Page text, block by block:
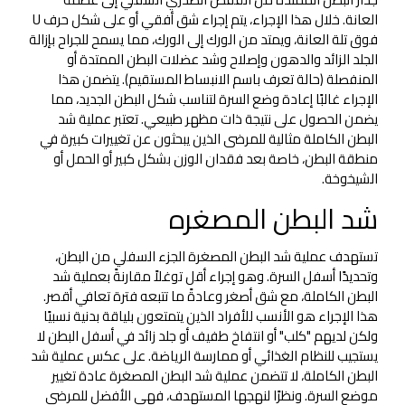
العانة. خلال هذا الإجراء، يتم إجراء شق أفقي أو على شكل حرف U
فوق تلة العانة، ويمتد من الورك إلى الورك، مما يسمح للجراح بإزالة
الجلد الزائد والدهون وإصلاح وشد عضلات البطن الممتدة أو
المنفصلة (حالة تعرف باسم الانبساط المستقيم). يتضمن هذا
الإجراء غالبًا إعادة وضع السرة لتناسب شكل البطن الجديد، مما
يضمن الحصول على نتيجة ذات مظهر طبيعي. تعتبر عملية شد
البطن الكاملة مثالية للمرضى الذين يبحثون عن تغييرات كبيرة في
منطقة البطن، خاصة بعد فقدان الوزن بشكل كبير أو الحمل أو
الشيخوخة.
شد البطن المصغره
تستهدف عملية شد البطن المصغرة الجزء السفلي من البطن،
وتحديدًا أسفل السرة. وهو إجراء أقل توغلاً مقارنةً بعملية شد
البطن الكاملة، مع شق أصغر وعادةً ما تتبعه فترة تعافي أقصر.
هذا الإجراء هو الأنسب للأفراد الذين يتمتعون بلياقة بدنية نسبيًا
ولكن لديهم "كلب" أو انتفاخ طفيف أو جلد زائد في أسفل البطن لا
يستجيب للنظام الغذائي أو ممارسة الرياضة. على عكس عملية شد
البطن الكاملة، لا تتضمن عملية شد البطن المصغرة عادة تغيير
موضع السرة. ونظرًا لنهجها المستهدف، فهي الأفضل للمرضى